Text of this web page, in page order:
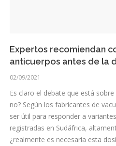
Expertos recomiendan
anticuerpos antes de la
02/09/2021
Es claro el debate que está
no? Según los fabricantes de
ser útil para responder a
registradas en Sudáfrica,
¿realmente es necesaria esta